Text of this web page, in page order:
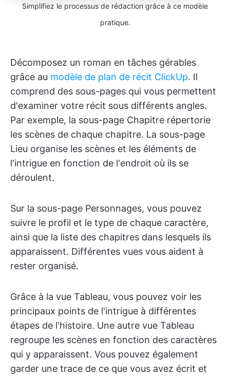
Simplifiez le processus de rédaction grâce à ce modèle
pratique.
Décomposez un roman en tâches gérables
grâce au modèle de plan de récit ClickUp. Il
comprend des sous-pages qui vous permettent
d'examiner votre récit sous différents angles.
Par exemple, la sous-page Chapitre répertorie
les scènes de chaque chapitre. La sous-page
Lieu organise les scènes et les éléments de
l'intrigue en fonction de l'endroit où ils se
déroulent.
Sur la sous-page Personnages, vous pouvez
suivre le profil et le type de chaque caractère,
ainsi que la liste des chapitres dans lesquels ils
apparaissent. Différentes vues vous aident à
rester organisé.
Grâce à la vue Tableau, vous pouvez voir les
principaux points de l'intrigue à différentes
étapes de l'histoire. Une autre vue Tableau
regroupe les scènes en fonction des caractères
qui y apparaissent. Vous pouvez également
garder une trace de ce que vous avez écrit et